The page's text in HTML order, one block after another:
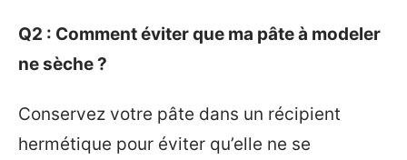
Q2 : Comment éviter que ma pâte à modeler
ne sèche ?
Conservez votre pâte dans un récipient
hermétique pour éviter qu’elle ne se